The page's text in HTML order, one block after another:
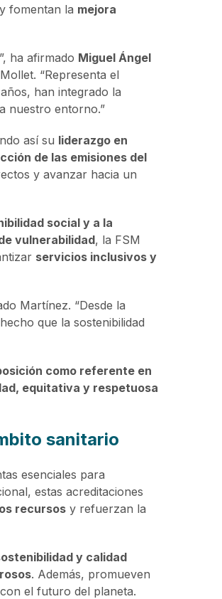
fomentan la mejora
ha afirmado Miguel Ángel
“Representa el
han integrado la
nuestro entorno.”
así su liderazgo en
de las emisiones del
y avanzar hacia un
social y a la
vulnerabilidad, la FSM
servicios inclusivos y
Martínez. “Desde la
que la sostenibilidad
como referente en
equitativa y respetuosa
sanitario
esenciales para
estas acreditaciones
recursosy refuerzan la
y calidad
. Además, promueven
el futuro del planeta.